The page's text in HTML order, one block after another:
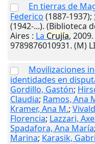
En tierras de
Federico (1887-1937);
(1942-...). (Biblioteca
Aires : La Crujía, 2009.
9789876010931. (M)
Movilizaciones
identidades en
Gordillo, Gastón;
Claudia; Ramos, Ana
Kramer, Ana M.;
Florencia; Lazzari,
Spadafora, Ana María;
Marina; Karasik,